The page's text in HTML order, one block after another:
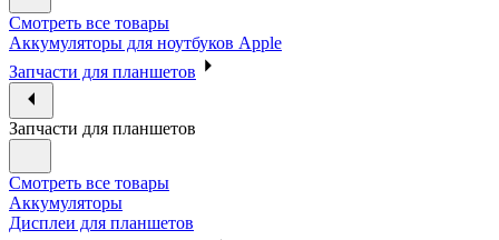
Смотреть все товары
Аккумуляторы для ноутбуков Apple
Запчасти для планшетов
Запчасти для планшетов
Смотреть все товары
Аккумуляторы
Дисплеи для планшетов